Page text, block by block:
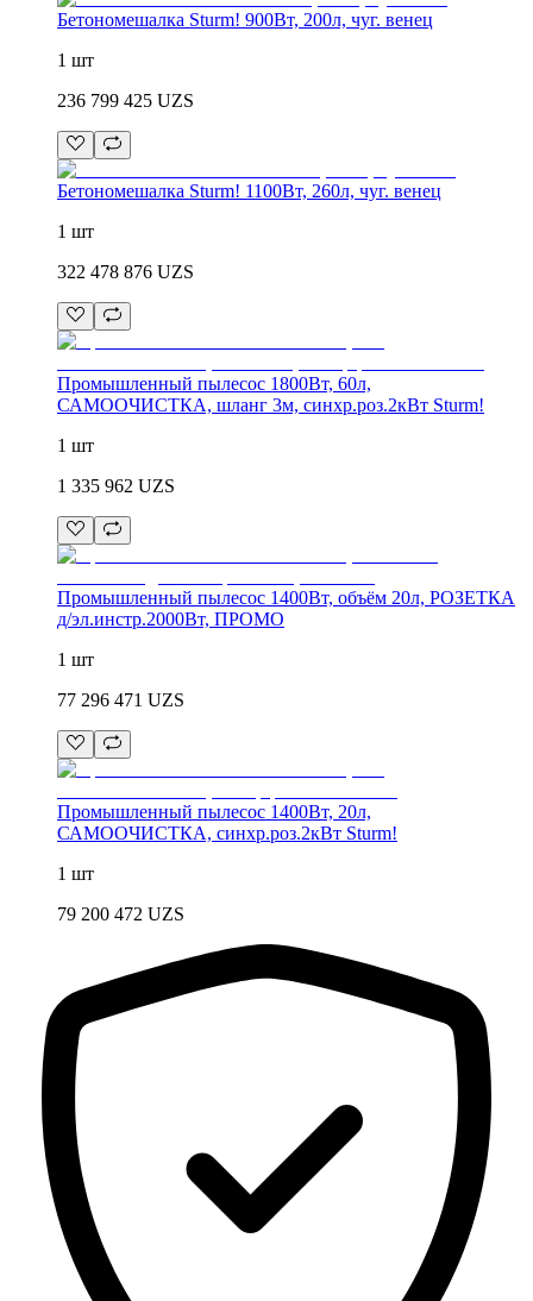
Бетономешалка Sturm! 900Вт, 200л, чуг. венец
1 шт
236 799 425 UZS
Бетономешалка Sturm! 1100Вт, 260л, чуг. венец
1 шт
322 478 876 UZS
Промышленный пылесос 1800Вт, 60л,
САМООЧИСТКА, шланг 3м, синхр.роз.2кВт Sturm!
1 шт
1 335 962 UZS
Промышленный пылесос 1400Вт, объём 20л, РОЗЕТКА
д/эл.инстр.2000Вт, ПРОМО
1 шт
77 296 471 UZS
Промышленный пылесос 1400Вт, 20л,
САМООЧИСТКА, синхр.роз.2кВт Sturm!
1 шт
79 200 472 UZS